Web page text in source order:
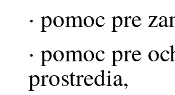
· pomoc pre
· pomoc pre
prostredia,